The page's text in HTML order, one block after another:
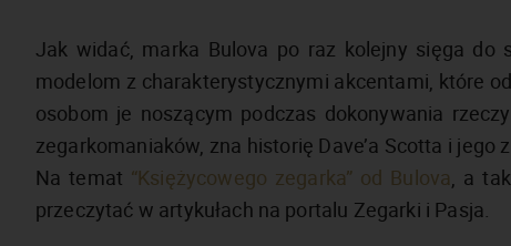
Jak widać, marka Bulova po raz kolejny sięga do
modelom z charakterystycznymi akcentami, które
osobom je noszącym podczas dokonywania
zegarkomaniaków, zna historię Dave’a Scotta i
Na temat “Księżycowego zegarka” od Bulova, a
przeczytać w artykułach na portalu Zegarki i Pasja.